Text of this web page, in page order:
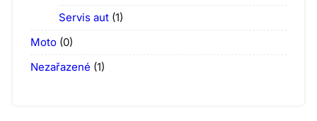
Servis aut (1)
Moto (0)
Nezařazené (1)